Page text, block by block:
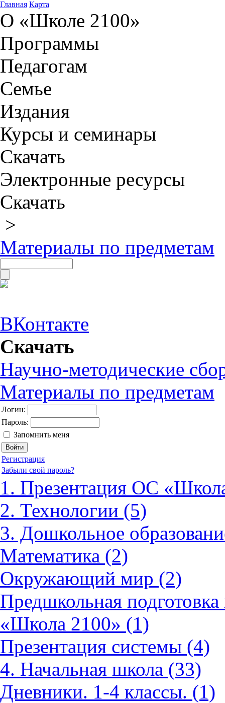
Главная Карта
О «Школе 2100»
Программы
Педагогам
Семье
Издания
Курсы и семинары
Скачать
Электронные ресурсы
Скачать
>
Материалы по предметам
ВКонтакте
Скачать
Научно-методические
Материалы по предметам
Логин:
Пароль:
Запомнить меня
Регистрация
Забыли свой пароль?
1. Презентация ОС
2. Технологии (5)
3. Дошкольное
Математика (2)
Окружающий мир (2)
Предшкольная
«Школа 2100» (1)
Презентация системы (4)
4. Начальная школа (33)
Дневники. 1-4 классы. (1)